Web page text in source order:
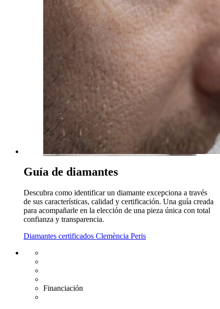
Guía de diamantes
Descubra como identificar un diamante excepciona a través
de sus características, calidad y certificación. Una guía creada
para acompañarle en la elección de una pieza única con total
confianza y transparencia.
Diamantes certificados Clemència Peris
Financiación